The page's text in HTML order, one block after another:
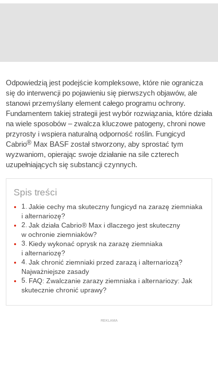
Odpowiedzią jest podejście kompleksowe, które nie ogranicza
się do interwencji po pojawieniu się pierwszych objawów, ale
stanowi przemyślany element całego programu ochrony.
Fundamentem takiej strategii jest wybór rozwiązania, które działa
na wiele sposobów – zwalcza kluczowe patogeny, chroni nowe
przyrosty i wspiera naturalną odporność roślin. Fungicyd
Cabrio® Max BASF został stworzony, aby sprostać tym
wyzwaniom, opierając swoje działanie na sile czterech
uzupełniających się substancji czynnych.
Spis treści
Jakie cechy ma skuteczny fungicyd na zarazę ziemniaka
i alternariozę?
Jak działa Cabrio® Max i dlaczego jest skuteczny
w ochronie ziemniaków?
Kiedy wykonać oprysk na zarazę ziemniaka
i alternariozę?
Jak chronić ziemniaki przed zarazą i alternariozą?
Najważniejsze zasady
FAQ: Zwalczanie zarazy ziemniaka i alternariozy: Jak
skutecznie chronić uprawy?
REKLAMA